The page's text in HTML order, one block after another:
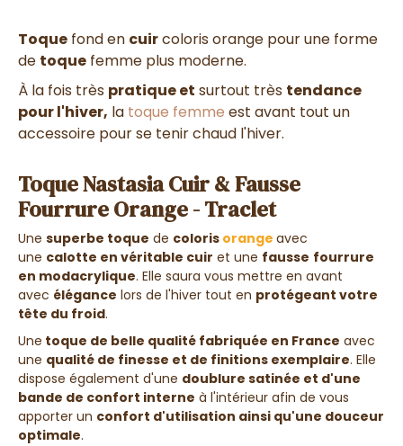
Toque fond en cuircoloris orange pour une forme
de toque femme plus moderne.
À la fois très pratique et surtout très tendance
pour l'hiver, la toque femme est avant tout un
accessoire pour se tenir chaud l'hiver.
Toque Nastasia Cuir & Fausse
Fourrure Orange - Traclet
Une superbe toque de coloris orange avec
une calotte en véritable cuir et une fausse fourrure
en modacrylique. Elle saura vous mettre en avant
avec élégance lors de l'hiver tout en protégeant votre
tête du froid.
Une toque de belle qualité fabriquée en France avec
une qualité de finesse et de finitions exemplaire. Elle
dispose également d'une doublure satinée et d'une
bande de confort interne à l'intérieur afin de vous
apporter un confort d'utilisation ainsi qu'une douceur
optimale.